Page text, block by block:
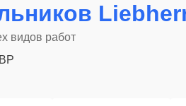
видов работ